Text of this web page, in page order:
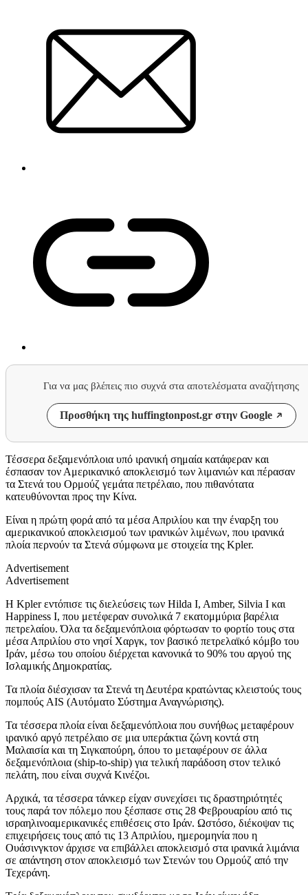
Για να μας βλέπεις πιο συχνά στα αποτελέσματα αναζήτησης
Προσθήκη της huffingtonpost.gr στην Google
Τέσσερα δεξαμενόπλοια υπό ιρανική σημαία κατάφεραν και
έσπασαν τον Αμερικανικό αποκλεισμό των λιμανιών και πέρασαν
τα Στενά του Ορμούζ γεμάτα πετρέλαιο, που πιθανότατα
κατευθύνονται προς την Κίνα.
Είναι η πρώτη φορά από τα μέσα Απριλίου και την έναρξη του
αμερικανικού αποκλεισμού των ιρανικών λιμένων, που ιρανικά
πλοία περνούν τα Στενά σύμφωνα με στοιχεία της Kpler.
Advertisement
Advertisement
Η Kpler εντόπισε τις διελεύσεις των Hilda I, Amber, Silvia I και
Happiness I, που μετέφεραν συνολικά 7 εκατομμύρια βαρέλια
πετρελαίου. Όλα τα δεξαμενόπλοια φόρτωσαν το φορτίο τους στα
μέσα Απριλίου στο νησί Χαργκ, τον βασικό πετρελαϊκό κόμβο του
Ιράν, μέσω του οποίου διέρχεται κανονικά το 90% του αργού της
Ισλαμικής Δημοκρατίας.
Τα πλοία διέσχισαν τα Στενά τη Δευτέρα κρατώντας κλειστούς τους
πομπούς AIS (Αυτόματο Σύστημα Αναγνώρισης).
Τα τέσσερα πλοία είναι δεξαμενόπλοια που συνήθως μεταφέρουν
ιρανικό αργό πετρέλαιο σε μια υπεράκτια ζώνη κοντά στη
Μαλαισία και τη Σιγκαπούρη, όπου το μεταφέρουν σε άλλα
δεξαμενόπλοια (ship-to-ship) για τελική παράδοση στον τελικό
πελάτη, που είναι συχνά Κινέζοι.
Αρχικά, τα τέσσερα τάνκερ είχαν συνεχίσει τις δραστηριότητές
τους παρά τον πόλεμο που ξέσπασε στις 28 Φεβρουαρίου από τις
ισραηλινοαμερικανικές επιθέσεις στο Ιράν. Ωστόσο, διέκοψαν τις
επιχειρήσεις τους από τις 13 Απριλίου, ημερομηνία που η
Ουάσινγκτον άρχισε να επιβάλλει αποκλεισμό στα ιρανικά λιμάνια
σε απάντηση στον αποκλεισμό των Στενών του Ορμούζ από την
Τεχεράνη.